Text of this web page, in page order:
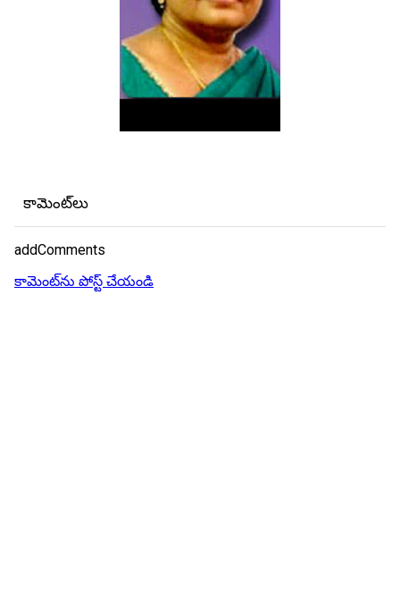
కామెంట్‌లు
addComments
కామెంట్‌ను పోస్ట్ చేయండి